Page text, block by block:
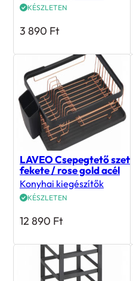
KÉSZLETEN
3 890 Ft
LAVEO Csepegtető szett,
fekete / rose gold acél
Konyhai kiegészítők
KÉSZLETEN
12 890 Ft